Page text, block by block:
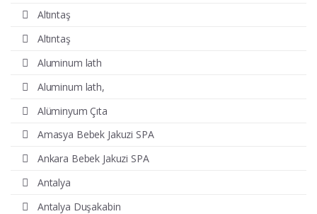
Altıntaş
Altıntaş
Aluminum lath
Aluminum lath,
Alüminyum Çıta
Amasya Bebek Jakuzi SPA
Ankara Bebek Jakuzi SPA
Antalya
Antalya Duşakabin